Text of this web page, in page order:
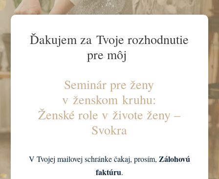
Ďakujem za Tvoje rozhodnutie
pre môj
Seminár pre ženy
v ženskom kruhu:
Ženské role v živote ženy –
Svokra
V Tvojej mailovej schránke čakaj, prosím, Zálohovú
faktúru.